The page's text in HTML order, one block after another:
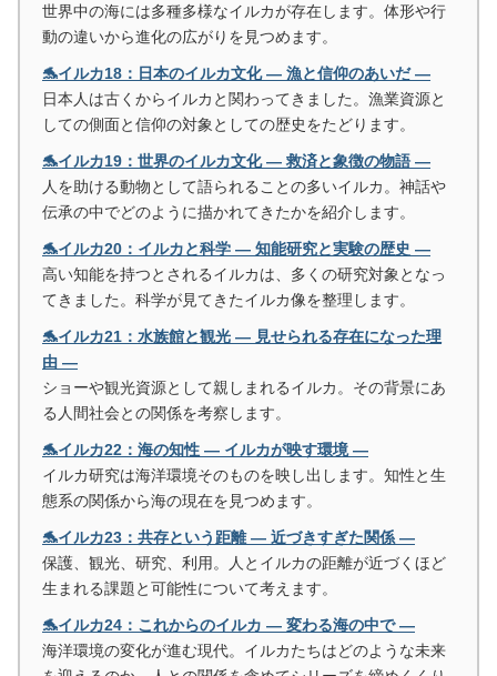
世界中の海には多種多様なイルカが存在します。体形や行
動の違いから進化の広がりを見つめます。
🐬イルカ18：日本のイルカ文化 ― 漁と信仰のあいだ ―
日本人は古くからイルカと関わってきました。漁業資源と
しての側面と信仰の対象としての歴史をたどります。
🐬イルカ19：世界のイルカ文化 ― 救済と象徴の物語 ―
人を助ける動物として語られることの多いイルカ。神話や
伝承の中でどのように描かれてきたかを紹介します。
🐬イルカ20：イルカと科学 ― 知能研究と実験の歴史 ―
高い知能を持つとされるイルカは、多くの研究対象となっ
てきました。科学が見てきたイルカ像を整理します。
🐬イルカ21：水族館と観光 ― 見せられる存在になった理
由 ―
ショーや観光資源として親しまれるイルカ。その背景にあ
る人間社会との関係を考察します。
🐬イルカ22：海の知性 ― イルカが映す環境 ―
イルカ研究は海洋環境そのものを映し出します。知性と生
態系の関係から海の現在を見つめます。
🐬イルカ23：共存という距離 ― 近づきすぎた関係 ―
保護、観光、研究、利用。人とイルカの距離が近づくほど
生まれる課題と可能性について考えます。
🐬イルカ24：これからのイルカ ― 変わる海の中で ―
海洋環境の変化が進む現代。イルカたちはどのような未来